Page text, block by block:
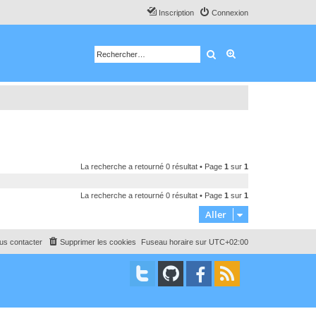
Connexion
Inscription
Rechercher
La recherche a retourné 0 résultat • Page 1 sur 1
La recherche a retourné 0 résultat • Page 1 sur 1
Aller
Fuseau horaire sur UTC+02:00
Supprimer les cookies
contacter